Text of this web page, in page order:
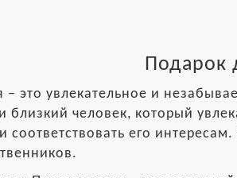
Подарок
– это увлекательное и
близкий человек, который
его